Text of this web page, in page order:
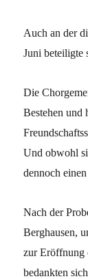
Auch an der
Juni beteiligte
Die
Bestehen und
Und obwohl
dennoch
Nach der
Berghausen,
zur Eröffnung
bedankten